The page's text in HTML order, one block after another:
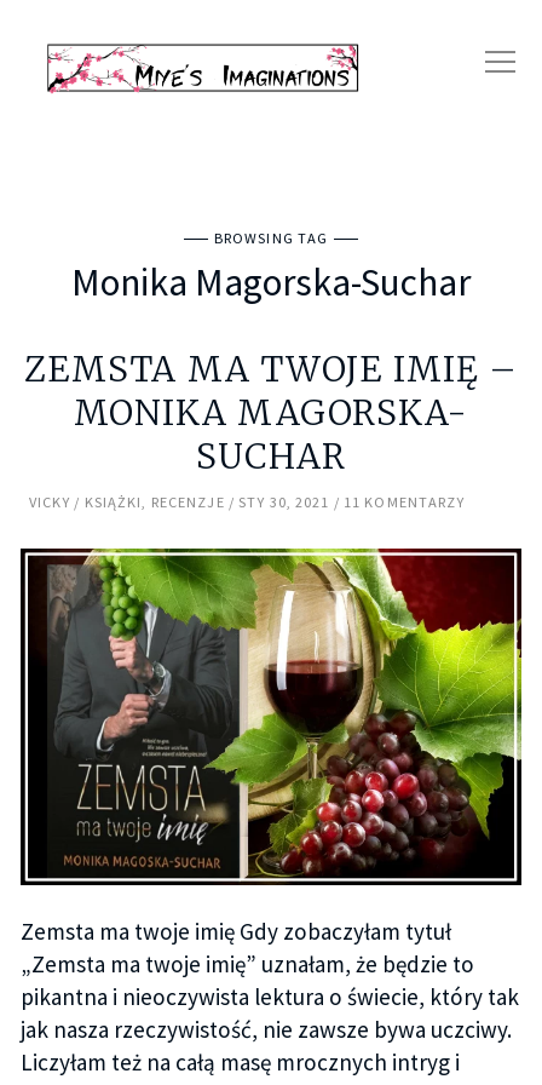
BROWSING TAG
Monika Magorska-Suchar
ZEMSTA MA TWOJE IMIĘ –
MONIKA MAGORSKA-
SUCHAR
VICKY KSIĄŻKI RECENZJE STY 30, 2021 11 KOMENTARZY
Zemsta ma twoje imię Gdy zobaczyłam tytuł
„Zemsta ma twoje imię” uznałam, że będzie to
pikantna i nieoczywista lektura o świecie, który tak
jak nasza rzeczywistość, nie zawsze bywa uczciwy.
Liczyłam też na całą masę mrocznych intryg i